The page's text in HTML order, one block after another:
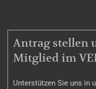
MITGLIEDSCHAFT
Antrag stellen
Mitglied im
Unterstützen Sie uns in